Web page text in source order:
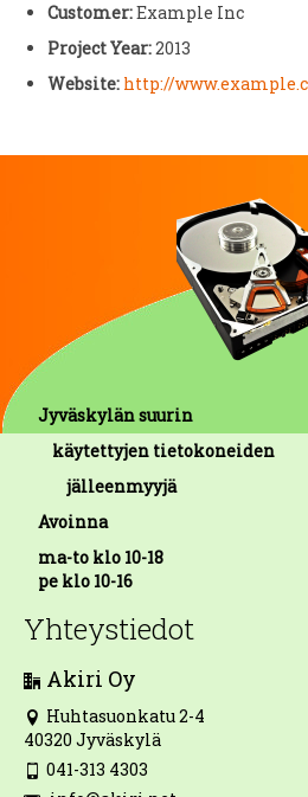
Customer:Example Inc
Project Year:2013
Website: http://
Jyväskylän suurin
käytettyjen tietokoneiden
jälleenmyyjä
Avoinna
ma-to klo 10-18
pe klo 10-16
Yhteystiedot
Akiri Oy
Huhtasuonkatu 2-4
40320 Jyväskylä
041-313 4303